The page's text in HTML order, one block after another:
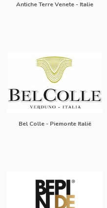
Antiche Terre Venete - Italie
Bel Colle - Piemonte Italië